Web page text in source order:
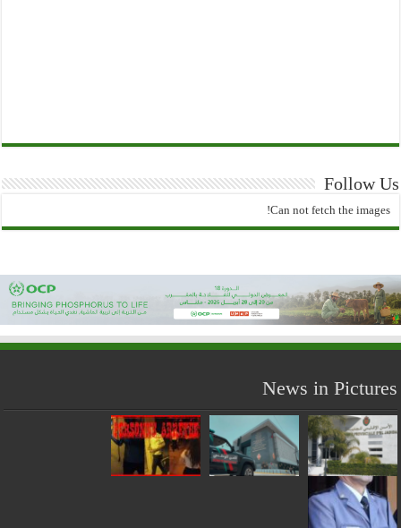
Follow Us
Can not fetch the images!
News in Pictures